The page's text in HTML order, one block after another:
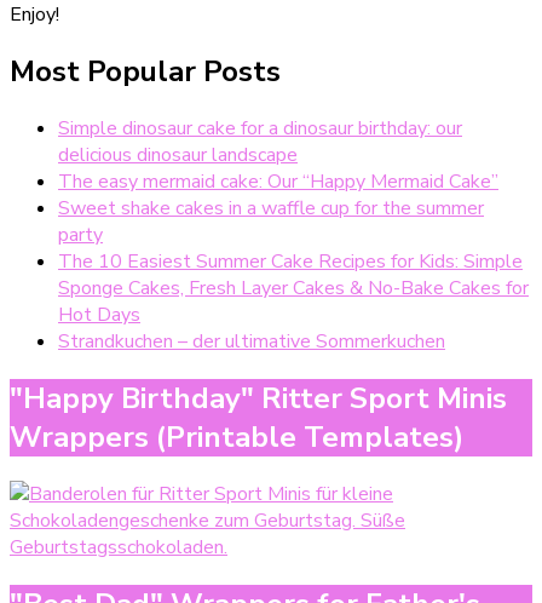
Enjoy!
Most Popular Posts
Simple dinosaur cake for a dinosaur birthday: our
delicious dinosaur landscape
The easy mermaid cake: Our “Happy Mermaid Cake”
Sweet shake cakes in a waffle cup for the summer
party
The 10 Easiest Summer Cake Recipes for Kids: Simple
Sponge Cakes, Fresh Layer Cakes & No-Bake Cakes for
Hot Days
Strandkuchen – der ultimative Sommerkuchen
"Happy Birthday" Ritter Sport Minis
Wrappers (Printable Templates)